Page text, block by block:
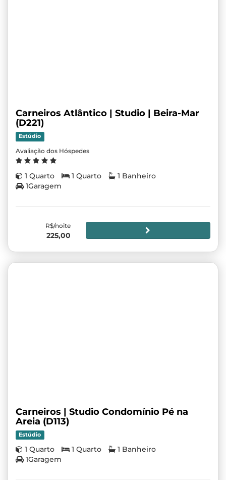
Carneiros Atlântico | Studio | Beira-Mar
(D221)
Estúdio
Avaliação dos Hóspedes
1 Quarto 1 Quarto
1 Banheiro
1Garagem
R$/noite
225,00
Carneiros | Studio Condomínio Pé na
Areia (D113)
Estúdio
1 Quarto 1 Quarto
1 Banheiro
1Garagem